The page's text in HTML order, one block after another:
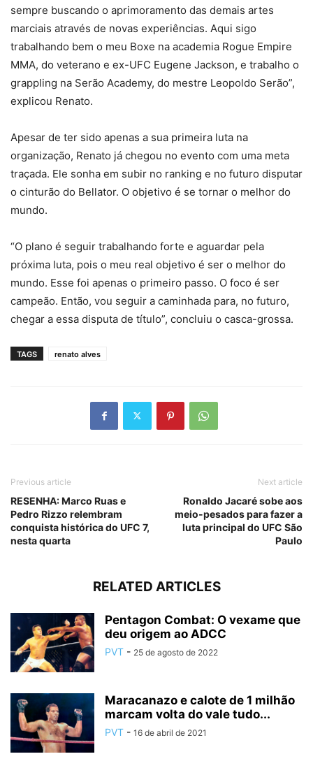
sempre buscando o aprimoramento das demais artes
marciais através de novas experiências. Aqui sigo
trabalhando bem o meu Boxe na academia Rogue Empire
MMA, do veterano e ex-UFC Eugene Jackson, e trabalho o
grappling na Serão Academy, do mestre Leopoldo Serão”,
explicou Renato.
Apesar de ter sido apenas a sua primeira luta na
organização, Renato já chegou no evento com uma meta
traçada. Ele sonha em subir no ranking e no futuro disputar
o cinturão do Bellator. O objetivo é se tornar o melhor do
mundo.
“O plano é seguir trabalhando forte e aguardar pela
próxima luta, pois o meu real objetivo é ser o melhor do
mundo. Esse foi apenas o primeiro passo. O foco é ser
campeão. Então, vou seguir a caminhada para, no futuro,
chegar a essa disputa de título”, concluiu o casca-grossa.
TAGS renato alves
Previous article
RESENHA: Marco Ruas e
Pedro Rizzo relembram
conquista histórica do UFC 7,
nesta quarta
Next article
Ronaldo Jacaré sobe aos
meio-pesados para fazer a
luta principal do UFC São
Paulo
RELATED ARTICLES
Pentagon Combat: O vexame que
deu origem ao ADCC
PVT - 25 de agosto de 2022
Maracanazo e calote de 1 milhão
marcam volta do vale tudo...
PVT - 16 de abril de 2021